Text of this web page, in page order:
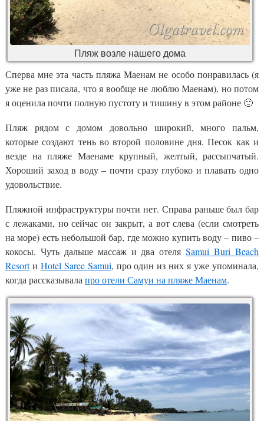
Пляж возле нашего дома
Сперва мне эта часть пляжа Маенам не особо понравилась (я
уже не раз писала, что я вообще не люблю Маенам), но потом
я оценила почти полную пустоту и тишину в этом районе 🙂
Пляж рядом с домом довольно широкий, много пальм,
которые создают тень во второй половине дня. Песок как и
везде на пляже Маенаме крупный, желтый, рассыпчатый.
Хороший заход в воду – почти сразу глубоко и плавать одно
удовольствие.
Пляжной инфраструктуры почти нет. Справа раньше был бар
с лежаками, но сейчас он закрыт, а вот слева (если смотреть
на море) есть небольшой бар, где можно купить воду – пиво –
кокосы. Чуть дальше массаж и два отеляSamui Buri Beach
Resortи Hotel Saree Samui, про один из них я уже упоминала,
когда рассказывала про отели Самуи на пляже Маенам.